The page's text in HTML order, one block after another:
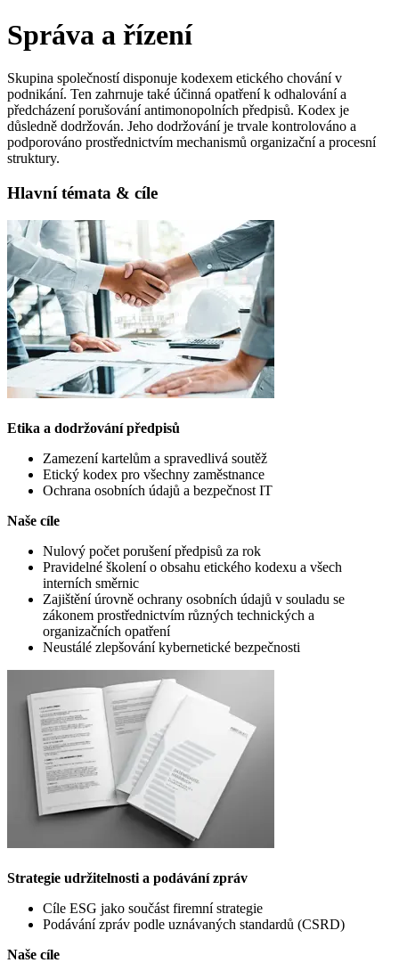
Správa a řízení
Skupina společností disponuje kodexem etického chování v
podnikání. Ten zahrnuje také účinná opatření k odhalování a
předcházení porušování antimonopolních předpisů. Kodex je
důsledně dodržován. Jeho dodržování je trvale kontrolováno a
podporováno prostřednictvím mechanismů organizační a procesní
struktury.
Hlavní témata & cíle
Etika a dodržování předpisů
Zamezení kartelům a spravedlivá soutěž
Etický kodex pro všechny zaměstnance
Ochrana osobních údajů a bezpečnost IT
Naše cíle
Nulový počet porušení předpisů za rok
Pravidelné školení o obsahu etického kodexu a všech
interních směrnic
Zajištění úrovně ochrany osobních údajů v souladu se
zákonem prostřednictvím různých technických a
organizačních opatření
Neustálé zlepšování kybernetické bezpečnosti
Strategie udržitelnosti a podávání zpráv
Cíle ESG jako součást firemní strategie
Podávání zpráv podle uznávaných standardů (CSRD)
Naše cíle